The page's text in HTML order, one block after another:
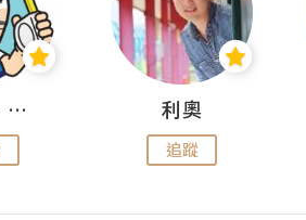
裝修佬 - 香港一站式網上裝修平台 利奧
追蹤